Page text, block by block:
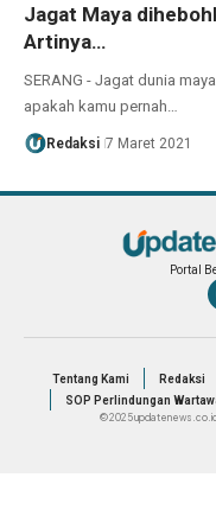
Jagat Maya
Artinya…
SERANG - Jagat dunia
apakah kamu pernah…
Redaksi 7 Maret 2021
Portal
Tentang Kami Redaksi
SOP Perlindungan
© 2025